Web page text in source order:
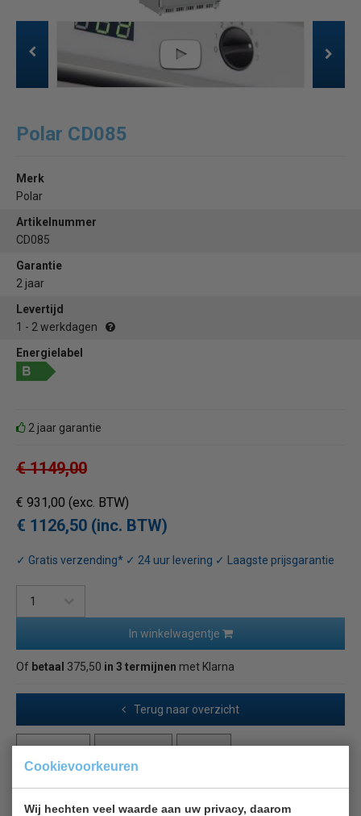
Cookievoorkeuren
Wij hechten veel waarde aan uw privacy, daarom
Polar CD085
Merk
Polar
Artikelnummer
CD085
Garantie
2 jaar
Levertijd
1 - 2 werkdagen
Energielabel
2 jaar garantie
€ 1149,00
€ 931,00 (exc. BTW)
€ 1126,50 (inc. BTW)
✓ Gratis verzending* ✓ 24 uur levering ✓ Laagste prijsgarantie
In winkelwagentje
Of betaal 375,50 in 3 termijnen met Klarna
Terug naar overzicht